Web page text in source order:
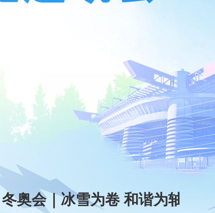
卷 和谐为轴——米兰冬奥会